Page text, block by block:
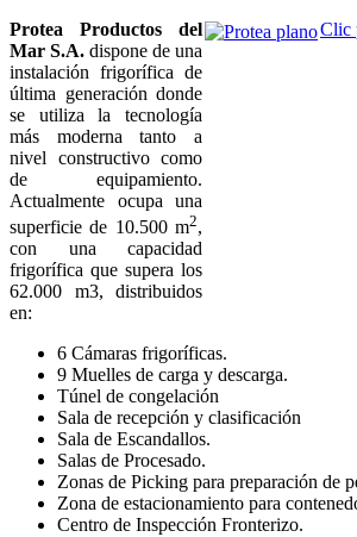
Clic
Protea Productos del
Mar S.A. dispone de una
instalación frigorífica de
última generación donde
se utiliza la tecnología
más moderna tanto a
nivel constructivo como
de equipamiento.
Actualmente ocupa una
superficie de 10.500 m2,
con una capacidad
frigorífica que supera los
62.000 m3, distribuidos
en:
6 Cámaras frigoríficas.
9 Muelles de carga y descarga.
Túnel de congelación
Sala de recepción y clasificación
Sala de Escandallos.
Salas de Procesado.
Zonas de Picking para preparación de
Zona de estacionamiento para
Centro de Inspección Fronterizo.